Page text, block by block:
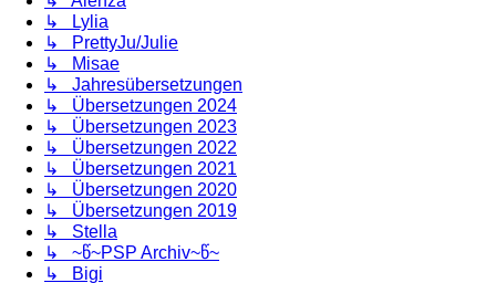
↳ Lylia
↳ PrettyJu/Julie
↳ Misae
↳ Jahresübersetzungen
↳ Übersetzungen 2024
↳ Übersetzungen 2023
↳ Übersetzungen 2022
↳ Übersetzungen 2021
↳ Übersetzungen 2020
↳ Übersetzungen 2019
↳ Stella
↳ ~წ~PSP Archiv~წ~
↳ Bigi